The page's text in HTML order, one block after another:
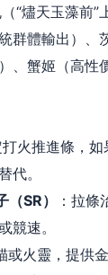
（“燼天玉藻前
群體輸出）、
、蟹姬（高性
打火推進條，
代。
SR）
：拉條
競速。
或火靈，提供